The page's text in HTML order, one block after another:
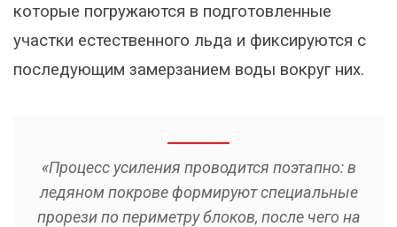
которые погружаются в подготовленные
участки естественного льда и фиксируются с
последующим замерзанием воды вокруг них.
«Процесс усиления проводится поэтапно: в
ледяном покрове формируют специальные
прорези по периметру блоков, после чего на